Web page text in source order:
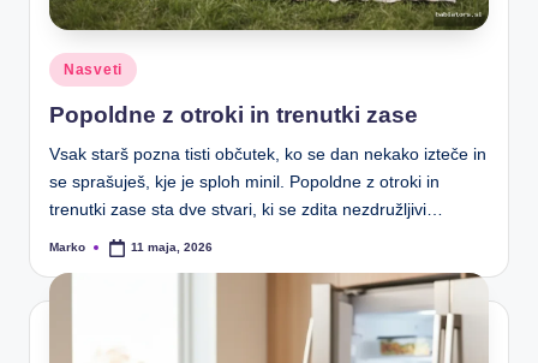
Posted
in
Nasveti
Popoldne z otroki in trenutki zase
Vsak starš pozna tisti občutek, ko se dan nekako izteče in
se sprašuješ, kje je sploh minil. Popoldne z otroki in
trenutki zase sta dve stvari, ki se zdita nezdružljivi…
Posted
Marko 11 maja, 2026